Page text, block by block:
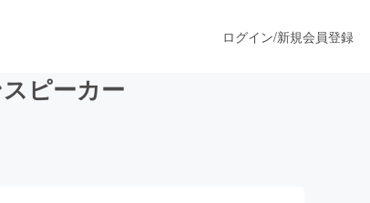
ログイン/新規会員登録
ピーカー